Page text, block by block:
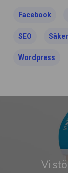
Facebook
SEO
Wordpress
Vi